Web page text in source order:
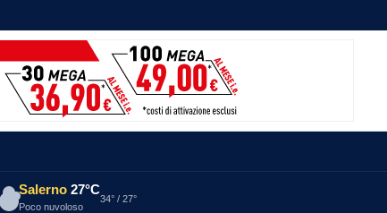
Salerno 27°C
Poco nuvoloso
34° / 27°